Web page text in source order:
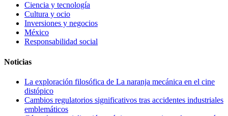
Ciencia y tecnología
Cultura y ocio
Inversiones y negocios
México
Responsabilidad social
Noticias
La exploración filosófica de La naranja mecánica en el cine
distópico
Cambios regulatorios significativos tras accidentes industriales
emblemáticos